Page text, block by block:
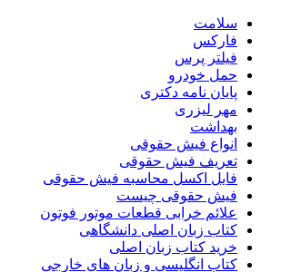
سلامت
فارکس
فیلتر پرس
حمل خودرو
پایان نامه دکتری
مهر لیزری
بهداشت
انواع فیش حقوقی
تعریف فیش حقوقی
فایل اکسل محاسبه فیش حقوقی
فیش حقوقی چیست
علائم خرابی قطعات موتور فوتون
کتاب زبان اصلی دانشگاهی
خرید کتاب زبان اصلی
کتاب انگلیسی و زبان های خارجی